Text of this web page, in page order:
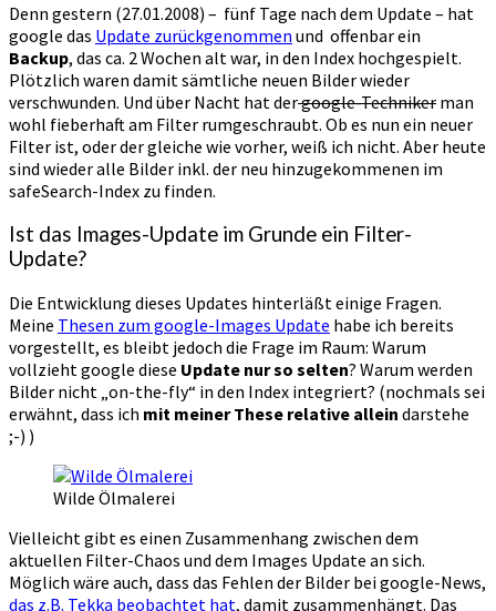
Denn gestern (27.01.2008) – fünf Tage nach dem Update – hat
google das Update zurückgenommen und offenbar ein
Backup, das ca. 2 Wochen alt war, in den Index hochgespielt.
Plötzlich waren damit sämtliche neuen Bilder wieder
verschwunden. Und über Nacht hat dergoogle-Techniker man
wohl fieberhaft am Filter rumgeschraubt. Ob es nun ein neuer
Filter ist, oder der gleiche wie vorher, weiß ich nicht. Aber heute
sind wieder alle Bilder inkl. der neu hinzugekommenen im
safeSearch-Index zu finden.
Ist das Images-Update im Grunde ein Filter-
Update?
Die Entwicklung dieses Updates hinterläßt einige Fragen.
Meine Thesen zum google-Images Update habe ich bereits
vorgestellt, es bleibt jedoch die Frage im Raum: Warum
vollzieht google diese Update nur so selten? Warum werden
Bilder nicht „on-the-fly“ in den Index integriert? (nochmals sei
erwähnt, dass ich mit meiner These relative allein darstehe
;-) )
Wilde Ölmalerei
Vielleicht gibt es einen Zusammenhang zwischen dem
aktuellen Filter-Chaos und dem Images Update an sich.
Möglich wäre auch, dass das Fehlen der Bilder bei google-News,
das z.B. Tekka beobachtet hat, damit zusammenhängt. Das